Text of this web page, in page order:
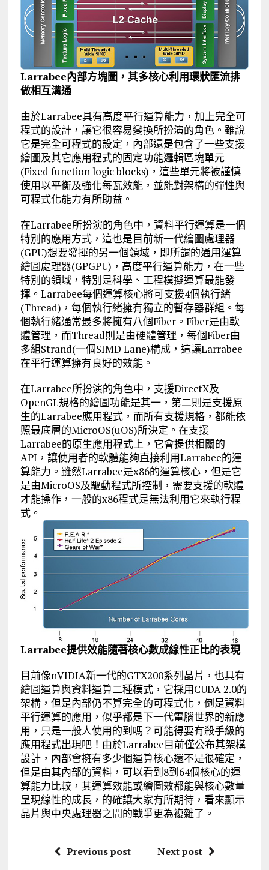
Larrabee內部方塊圖，其多核心利用環狀匯流排
做相互溝通
由於Larrabee具有高度平行運算能力，加上完全可
程式的設計，讓它很容易變換所扮演的角色。雖說
它是完全可程式的設定，內部還是包含了一些支援
繪圖及其它應用程式的固定功能邏輯區塊單元
(Fixed function logic blocks)，這些單元將被謹慎
使用以平衡及強化每瓦效能，並能對架構的彈性與
可程式化能力有所助益。
在Larrabee所扮演的角色中，資料平行運算是一個
特別的應用方式，這也是目前新一代繪圖處理器
(GPU)想要發揮的另一個領域，即所謂的通用運算
繪圖處理器(GPGPU)，高度平行運算能力，在一些
特別的領域，特別是科學、工程模擬運算最能發
揮。Larrabee每個運算核心將可支援4個執行緒
(Thread)，每個執行緒擁有獨立的暫存器群組。每
個執行緒通常最多將擁有八個Fiber。Fiber是由軟
體管理，而Thread則是由硬體管理，每個Fiber由
多組Strand(一個SIMD Lane)構成，這讓Larrabee
在平行運算擁有良好的效能。
在Larrabee所扮演的角色中，支援DirectX及
OpenGL規格的繪圖功能是其一，第二則是支援原
生的Larrabee應用程式，而所有支援規格，都能依
照最底層的MicroOS(uOS)所決定。在支援
Larrabee的原生應用程式上，它會提供相關的
API，讓使用者的軟體能夠直接利用Larrabee的運
算能力。雖然Larrabee是x86的運算核心，但是它
是由MicroOS及驅動程式所控制，需要支援的軟體
才能操作，一般的x86程式是無法利用它來執行程
式。
Larrabee提供效能隨著核心數成線性正比的表現
目前像nVIDIA新一代的GTX200系列晶片，也具有
繪圖運算與資料運算二種模式，它採用CUDA 2.0的
架構，但是內部仍不算完全的可程式化，倒是資料
平行運算的應用，似乎都是下一代電腦世界的新應
用，只是一般人使用的到嗎？可能得要有殺手級的
應用程式出現吧！由於Larrabee目前僅公布其架構
設計，內部會擁有多少個運算核心還不是很確定，
但是由其內部的資料，可以看到8到64個核心的運
算能力比較，其運算效能或繪圖效都能與核心數量
呈現線性的成長，的確讓大家有所期待，看來顯示
晶片與中央處理器之間的戰爭更為複雜了。
Previous post Next post